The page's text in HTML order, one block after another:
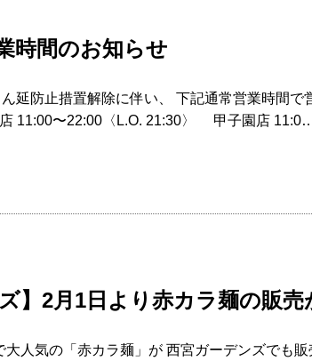
時間のお知らせ
延防止措置解除に伴い、 下記通常営業時間で
11:00〜22:00〈L.O. 21:30〉 甲子園店
】2月1日より赤カラ麺の販売
大人気の「赤カラ麺」が 西宮ガーデンズでも